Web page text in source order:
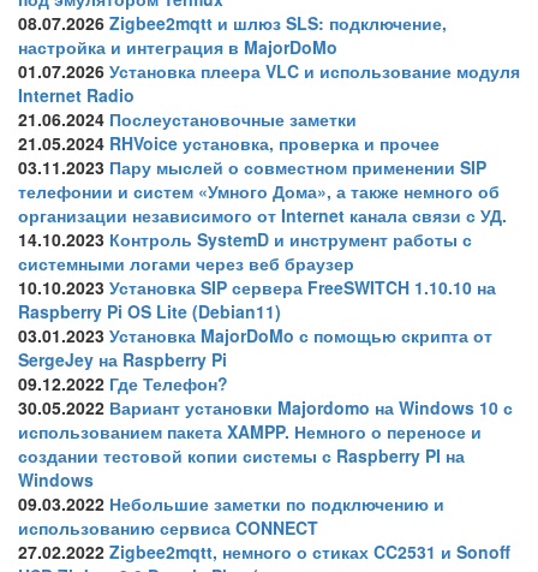
08.07.2026 Zigbee2mqtt и шлюз SLS: подключение,
настройка и интеграция в MajorDoMo
01.07.2026 Установка плеера VLC и использование модуля
Internet Radio
21.06.2024 Послеустановочные заметки
21.05.2024 RHVoice установка, проверка и прочее
03.11.2023 Пару мыслей о совместном применении SIP
телефонии и систем «Умного Дома», а также немного об
организации независимого от Internet канала связи с УД.
14.10.2023 Контроль SystemD и инструмент работы с
системными логами через веб браузер
10.10.2023 Установка SIP сервера FreeSWITCH 1.10.10 на
Raspberry Pi OS Lite (Debian11)
03.01.2023 Установка MajorDoMo с помощью скрипта от
SergeJey на Raspberry Pi
09.12.2022 Где Телефон?
30.05.2022 Вариант установки Majordomo на Windows 10 с
использованием пакета XAMPP. Немного о переносе и
создании тестовой копии системы с Raspberry PI на
Windows
09.03.2022 Небольшие заметки по подключению и
использованию сервиса CONNECT
27.02.2022 Zigbee2mqtt, немного о стиках CC2531 и Sonoff